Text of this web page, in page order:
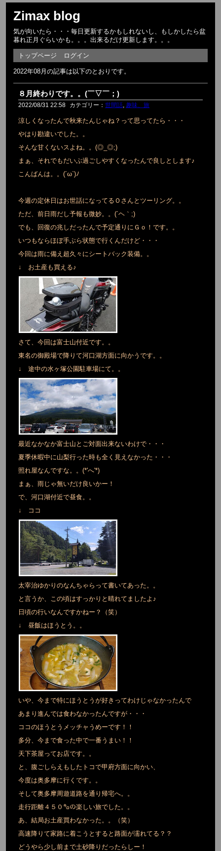
Zimax blog
気が向いたら・・・毎日更新するかもしれないし、もしかしたら盆
暮れ正月ぐらいかも。。。出来るだけ更新します。。。
トップページ ログイン
2022年08月の記事は以下のとおりです。
８月終わりです。。(￣▽￣；)
2022/08/31 22:58 カテゴリー： 世間話, 趣味、旅
涼しくなったんで秋来たんじゃね？って思ってたら・・・
やはり勘違いでした。。
そんな甘くないスよね。。(◎_◎;)
まぁ、それでもだいぶ過ごしやすくなったんで良しとします♪
こんばんは。。(´ω`)ﾉ
今週の定休日はお世話になってるＯさんとツーリング。。
ただ、前日雨だし予報も微妙。。(´ヘ｀;)
でも、回復の兆しだったんで予定通りにＧｏ！です。。
いつもならほぼ手ぶら状態で行くんだけど・・・
今回は雨に備え超久々にシートバック装備。。
↓ お土産も買える♪
さて、今回は富士山付近です。。
東名の御殿場で降りて河口湖方面に向かうです。。
↓ 途中の水ヶ塚公園駐車場にて。。
最近なかなか富士山とご対面出来ないわけで・・・
夏季休暇中に山梨行った時も全く見えなかった・・・
照れ屋なんですな。。(*'へ'*)
まぁ、雨じゃ無いだけ良いかー！
で、河口湖付近で昼食。。
↓ ココ
太宰治ゆかりのなんちゃらって書いてあった。。
と言うか、この頃はすっかりと晴れてましたよ♪
日頃の行いなんですかねー？（笑）
↓ 昼飯はほうとう。。
いや、今まで特にほうとうが好きってわけじゃなかったんで
あまり進んでは食わなかったんですが・・・
ココのほうとうメッチャうめーです！！
多分、今まで食った中で一番うまい！！
天下茶屋ってお店です。。
と、腹ごしらえもしたトコで甲府方面に向かい、
今度は奥多摩に行くです。。
そして奥多摩周遊道路を通り帰宅へ。。
走行距離４５０㌔の楽しい旅でした。。
あ、結局お土産買わなかった。。（笑）
高速降りて家路に着こうとすると路面が濡れてる？？
どうやら少し前まで土砂降りだったらしー！